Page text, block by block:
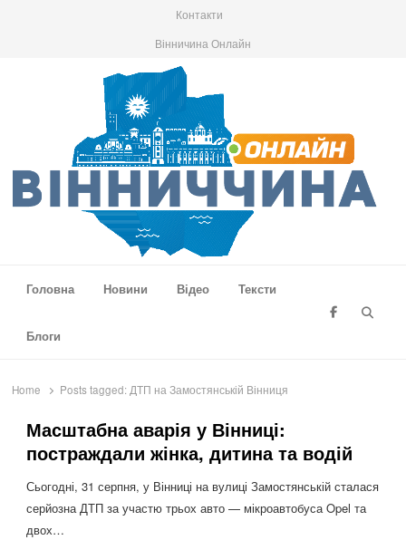
Контакти
Вінничина Онлайн
Головна
Новини Відео Тексти
Блоги
Home Posts tagged: ДТП на Замостянській Вінниця
Масштабна аварія у Вінниці:
постраждали жінка, дитина та водій
Сьогодні, 31 серпня, у Вінниці на вулиці Замостянській сталася
серйозна ДТП за участю трьох авто — мікроавтобуса Opel та
двох…